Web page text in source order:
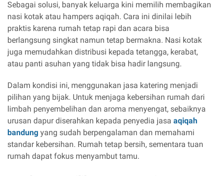
Sebagai solusi, banyak keluarga kini memilih membagikan
nasi kotak atau hampers aqiqah. Cara ini dinilai lebih
praktis karena rumah tetap rapi dan acara bisa
berlangsung singkat namun tetap bermakna. Nasi kotak
juga memudahkan distribusi kepada tetangga, kerabat,
atau panti asuhan yang tidak bisa hadir langsung.
Dalam kondisi ini, menggunakan jasa katering menjadi
pilihan yang bijak. Untuk menjaga kebersihan rumah dari
limbah penyembelihan dan aroma menyengat, sebaiknya
urusan dapur diserahkan kepada penyedia jasa aqiqah
bandung yang sudah berpengalaman dan memahami
standar kebersihan. Rumah tetap bersih, sementara tuan
rumah dapat fokus menyambut tamu.